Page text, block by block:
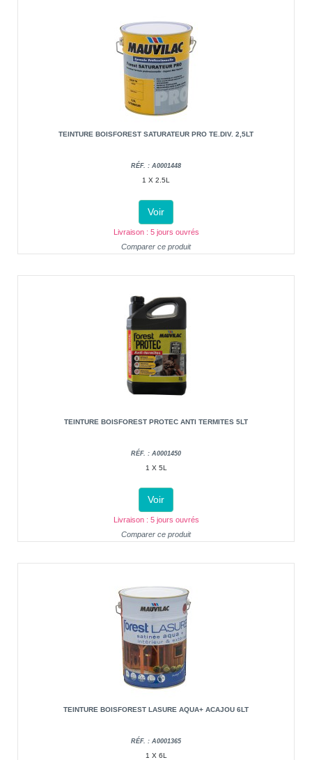
TEINTURE BOISFOREST SATURATEUR PRO TE.DIV. 2,5LT
RÉF. : A0001448
1 X 2.5L
Voir
Livraison : 5 jours ouvrés
Comparer ce produit
TEINTURE BOISFOREST PROTEC ANTI TERMITES 5LT
RÉF. : A0001450
1 X 5L
Voir
Livraison : 5 jours ouvrés
Comparer ce produit
TEINTURE BOISFOREST LASURE AQUA+ ACAJOU 6LT
RÉF. : A0001365
1 X 6L